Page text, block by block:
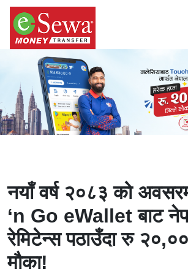
नयाँ वर्ष २०८३ को
‘n Go eWallet बाट
रेमिटेन्स पठाउँदा रु
मौका!